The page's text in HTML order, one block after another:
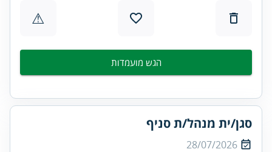
⚠
הגש מועמדות
סגן/ית מנהל/ת סניף
28/07/2026